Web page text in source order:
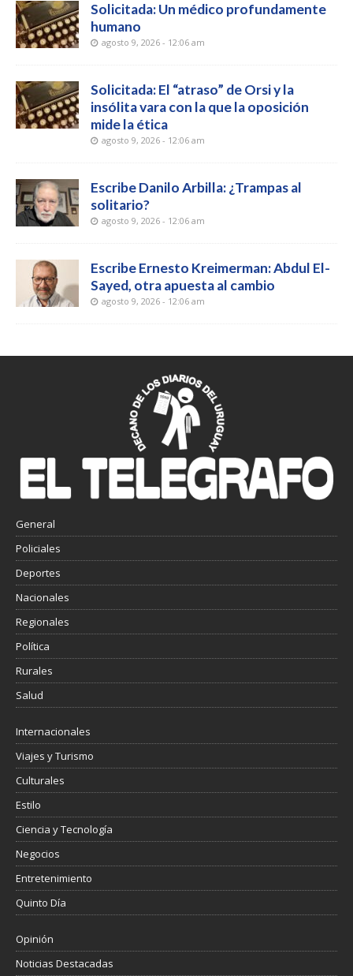
Solicitada: Un médico profundamente
humano
agosto 9, 2026 - 12:06 am
Solicitada: El “atraso” de Orsi y la
insólita vara con la que la oposición
mide la ética
agosto 9, 2026 - 12:06 am
Escribe Danilo Arbilla: ¿Trampas al
solitario?
agosto 9, 2026 - 12:06 am
Escribe Ernesto Kreimerman: Abdul El-
Sayed, otra apuesta al cambio
agosto 9, 2026 - 12:06 am
General
Policiales
Deportes
Nacionales
Regionales
Política
Rurales
Salud
Internacionales
Viajes y Turismo
Culturales
Estilo
Ciencia y Tecnología
Negocios
Entretenimiento
Quinto Día
Opinión
Noticias Destacadas